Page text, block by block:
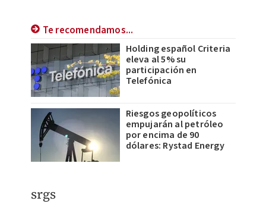
Te recomendamos...
Holding español Criteria
eleva al 5% su
participación en
Telefónica
Riesgos geopolíticos
empujarán al petróleo
por encima de 90
dólares: Rystad Energy
srgs